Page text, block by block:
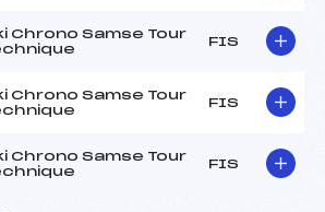
Chrono Samse Tour
FIS
Chrono Samse Tour
FIS
Chrono Samse Tour
FIS